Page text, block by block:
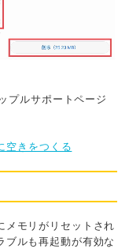
プルサポートページ
空きをつくる
メモリがリセットされ
ブルも再起動が有効な